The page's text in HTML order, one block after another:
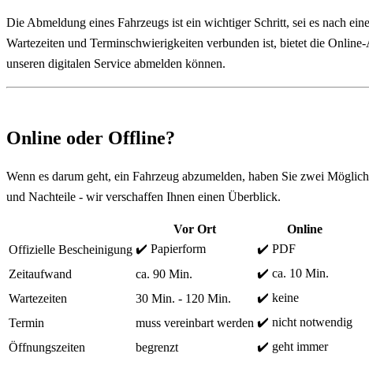
Die Abmeldung eines Fahrzeugs ist ein wichtiger Schritt, sei es nach
Wartezeiten und Terminschwierigkeiten verbunden ist, bietet die
unseren digitalen Service abmelden können.
Online oder Offline?
Wenn es darum geht, ein Fahrzeug abzumelden, haben Sie zwei
und Nachteile - wir verschaffen Ihnen einen Überblick.
Vor Ort
Online
Offizielle Bescheinigung ✔️ Papierform
✔️ PDF
Zeitaufwand
ca. 90 Min.
✔️ ca. 10 Min.
Wartezeiten
30 Min. - 120 Min.
✔️ keine
Termin
muss vereinbart werden ✔️ nicht notwendig
Öffnungszeiten
begrenzt ✔️ geht immer